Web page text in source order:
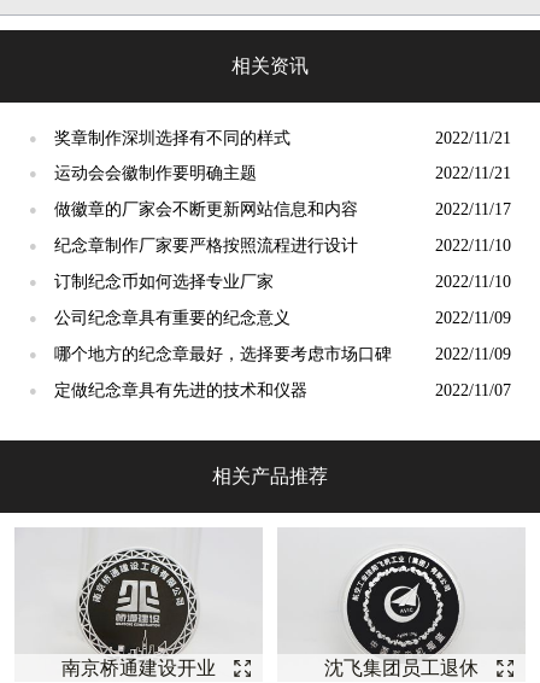
相关资讯
● 奖章制作深圳选择有不同的样式 2022/11/21
● 运动会会徽制作要明确主题 2022/11/21
● 做徽章的厂家会不断更新网站信息和内容 2022/11/17
● 纪念章制作厂家要严格按照流程进行设计 2022/11/10
● 订制纪念币如何选择专业厂家 2022/11/10
● 公司纪念章具有重要的纪念意义 2022/11/09
● 哪个地方的纪念章最好，选择要考虑市场口碑 2022/11/09
● 定做纪念章具有先进的技术和仪器 2022/11/07
相关产品推荐
南京桥通建设开业
沈飞集团员工退休